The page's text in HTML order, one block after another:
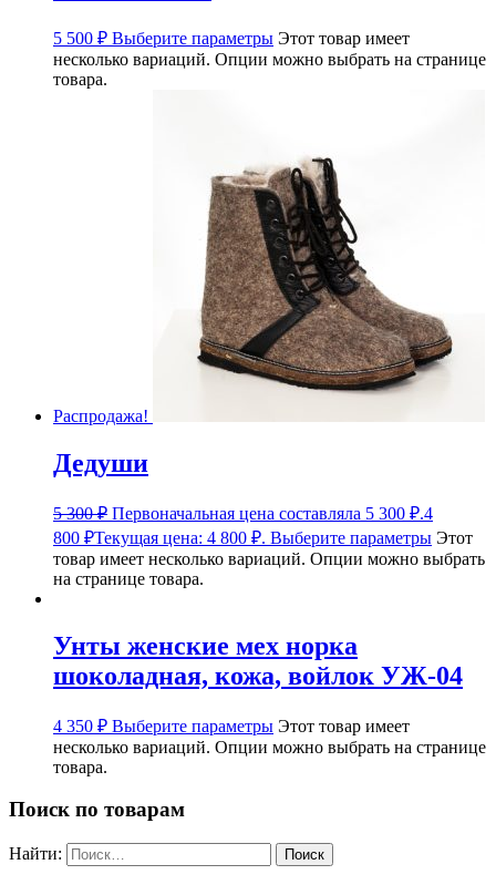
5 500 ₽ Выберите параметры Этот товар имеет
несколько вариаций. Опции можно выбрать на странице
товара.
Распродажа!
Дедуши
5 300₽ Первоначальная цена составляла 5 300 ₽.4
800 ₽Текущая цена: 4 800 ₽. Выберите параметры Этот
товар имеет несколько вариаций. Опции можно выбрать
на странице товара.
Унты женские мех норка
шоколадная, кожа, войлок УЖ-04
4 350 ₽ Выберите параметры Этот товар имеет
несколько вариаций. Опции можно выбрать на странице
товара.
Поиск по товарам
Найти: